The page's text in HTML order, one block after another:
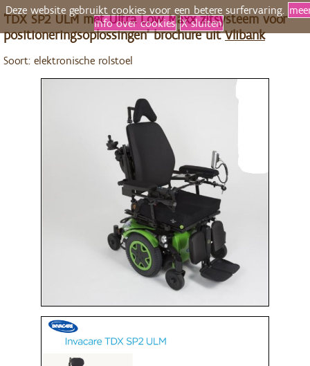
'TDX SP2 ULM met Ultra Low Maxx zitsysteem voor
positioneringsoplossingen' brochure uitVlibank
Soort: elektronische rolstoel
Deze website gebruikt cookies voor een betere surfervaring.
info over cookies X sluiten